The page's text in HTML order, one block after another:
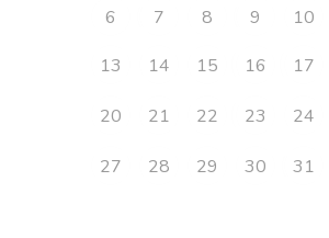
6
7 8 9 10
13
14 15 16 17
20 21 22 23 24
27 28 29 30 31